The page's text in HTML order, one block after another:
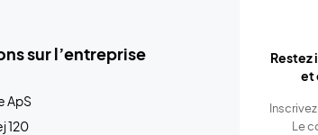
sur l’entreprise
ApS
120
Restez
et
Le